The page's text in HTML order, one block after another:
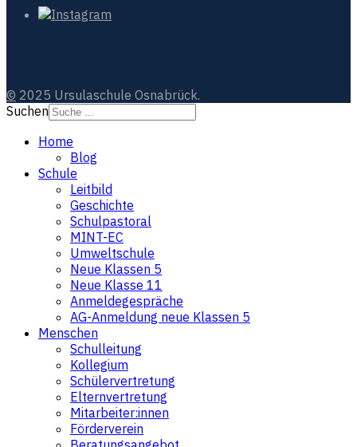
© 2025 Ursulaschule Osnabrück.
Suchen
Home
Blog
Schule
Leitbild
Geschichte
Schulpastoral
MINT-EC
Umweltschule
Neue Klassen 5
Neue Klasse 11
Anmeldegespräche
AG-Anmeldung neue Klassen 5
Menschen
Schulleitung
Kollegium
Schülervertretung
Elternvertretung
Mitarbeiter:innen
Förderverein